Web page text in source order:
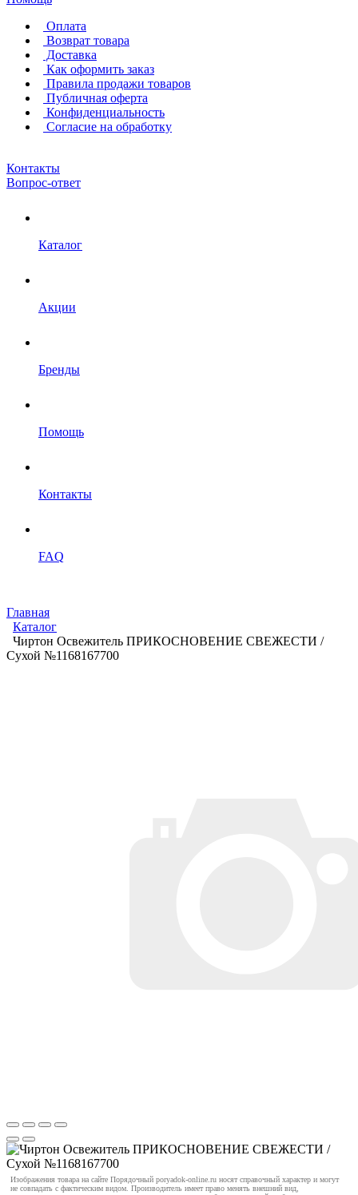
Оплата
Возврат товара
Доставка
Как оформить заказ
Правила продажи товаров
Публичная оферта
Конфиденциальность
Согласие на обработку
Контакты
Вопрос-ответ
Каталог
Акции
Бренды
Помощь
Контакты
FAQ
Главная
Каталог
Чиртон Освежитель ПРИКОСНОВЕНИЕ СВЕЖЕСТИ /
Сухой №1168167700
Изображения товара на сайте Порядочный poryadok-online.ru носят справочный характер и могут
не совпадать с фактическим видом. Производитель имеет право менять внешний вид,